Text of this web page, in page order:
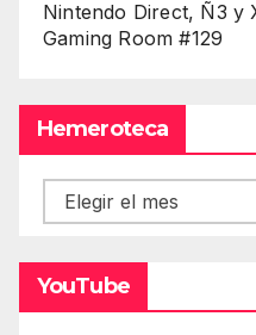
Nintendo Direct, Ñ3 y
Gaming Room #129
Hemeroteca
Hemeroteca
YouTube